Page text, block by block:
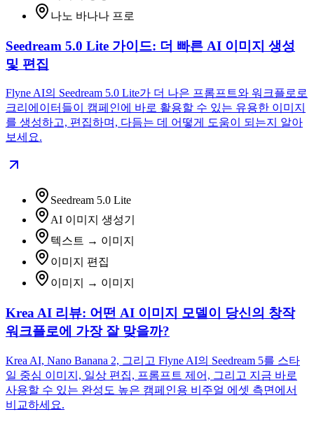
나노 바나나 프로
Seedream 5.0 Lite 가이드: 더 빠른 AI 이미지 생성
및 편집
Flyne AI의 Seedream 5.0 Lite가 더 나은 프롬프트와 워크플로로
크리에이터들이 캠페인에 바로 활용할 수 있는 유용한 이미지
를 생성하고, 편집하며, 다듬는 데 어떻게 도움이 되는지 알아
보세요.
Seedream 5.0 Lite
AI 이미지 생성기
텍스트 → 이미지
이미지 편집
이미지 → 이미지
Krea AI 리뷰: 어떤 AI 이미지 모델이 당신의 창작
워크플로에 가장 잘 맞을까?
Krea AI, Nano Banana 2, 그리고 Flyne AI의 Seedream 5를 스타
일 중심 이미지, 일상 편집, 프롬프트 제어, 그리고 지금 바로
사용할 수 있는 완성도 높은 캠페인용 비주얼 에셋 측면에서
비교하세요.